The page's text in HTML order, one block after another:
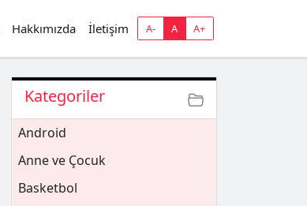
Hakkımızda İletişim A- A A+
Kategoriler
Android
Anne ve Çocuk
Basketbol